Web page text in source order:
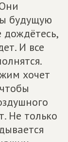
будущую
дождётесь,
И все
хочет
Не только